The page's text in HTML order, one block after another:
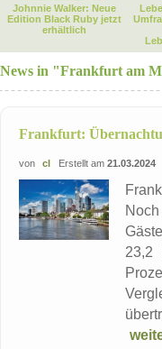
Johnnie Walker: Neue
Edition Black Ruby jetzt
erhältlich
News in "Frankfurt am
Frankfurt:
von cl Erstellt am 21.03.2024
23,2